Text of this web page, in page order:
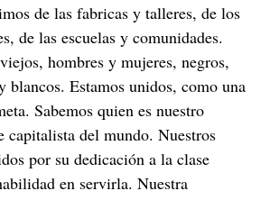
de las fabricas y talleres, de los
de las escuelas y comunidades.
hombres y mujeres, negros,
blancos. Estamos unidos, como una
Sabemos quien es nuestro
capitalista del mundo. Nuestros
por su dedicación a la clase
en servirla. Nuestra